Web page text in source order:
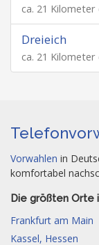
ca. 21
Dreieich
ca. 21
Vorwahlen in
komfortabel
Die größten Orte
Frankfurt am Main
Kassel, Hessen